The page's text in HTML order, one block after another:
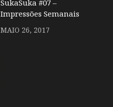
SukaSuka #07 –
Impressões Semanais
MAIO 26, 2017